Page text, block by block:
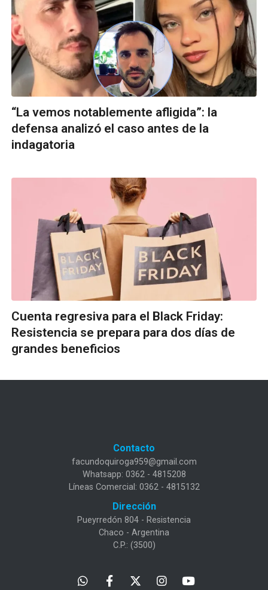
“La vemos notablemente afligida”: la
defensa analizó el caso antes de la
indagatoria
Cuenta regresiva para el Black Friday:
Resistencia se prepara para dos días de
grandes beneficios
Contacto
facundoquiroga959@gmail.com
Whatsapp: 0362 - 4815208
Líneas Comercial: 0362 - 4815132
Dirección
Pueyrredón 804 - Resistencia
Chaco - Argentina
C.P.: (3500)